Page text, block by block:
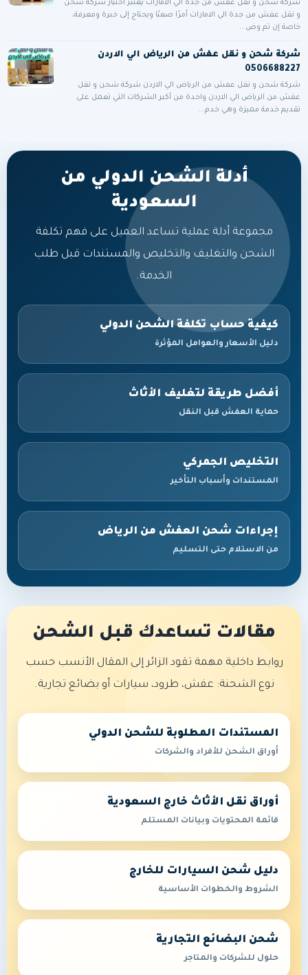
شركة شحن و نقل عفش من جدة الي الامارات يعتبر اختيار شركة شحن
و نقل عفش من جدة الي الامارات أمرًا صعبًا ويحتاج إلى خبرة ومعرفة،
خاصة إن تم وض...
شركة شحن و نقل عفش من الرياض الي الاردن
0506688227
شركة شحن و نقل عفش من الرياض الي الاردن شركة شحن و نقل
عفش من الرياض الي الاردن واحدة من أكبر الشركات التي تعمل على
تقديم خدمة مميزة وهي خدم...
أدلة الشحن الدولي من
السعودية
مجموعة أدلة عملية تساعد العميل على فهم تكلفة
الشحن والتغليف والتخليص والمستندات قبل طلب
الخدمة.
كيفية حساب تكلفة الشحن الدولي
دليل الأسعار والعوامل المؤثرة
أفضل طريقة لتغليف الأثاث
حماية العفش قبل النقل
التخليص الجمركي
المستندات وأسباب التأخير
إجراءات شحن العفش من الرياض
من الاستلام حتى التسليم
مقالات تساعدك قبل الشحن
روابط داخلية مهمة تقود الزائر إلى المقال الأنسب حسب
نوع الشحنة: عفش، طرود، سيارات أو بضائع تجارية.
المستندات المطلوبة للشحن الدولي
أوراق الشحن للأفراد والشركات
أوراق نقل الأثاث خارج السعودية
قائمة المحتويات وبيانات المستلم
دليل شحن السيارات للخارج
الشروط والخطوات الأساسية
شحن البضائع التجارية
حلول للشركات والمتاجر